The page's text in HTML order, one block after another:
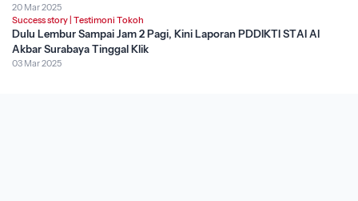
20 Mar 2025
Success story Testimoni Tokoh
Dulu Lembur Sampai Jam 2 Pagi, Kini Laporan PDDIKTI STAI Al
Akbar Surabaya Tinggal Klik
03 Mar 2025